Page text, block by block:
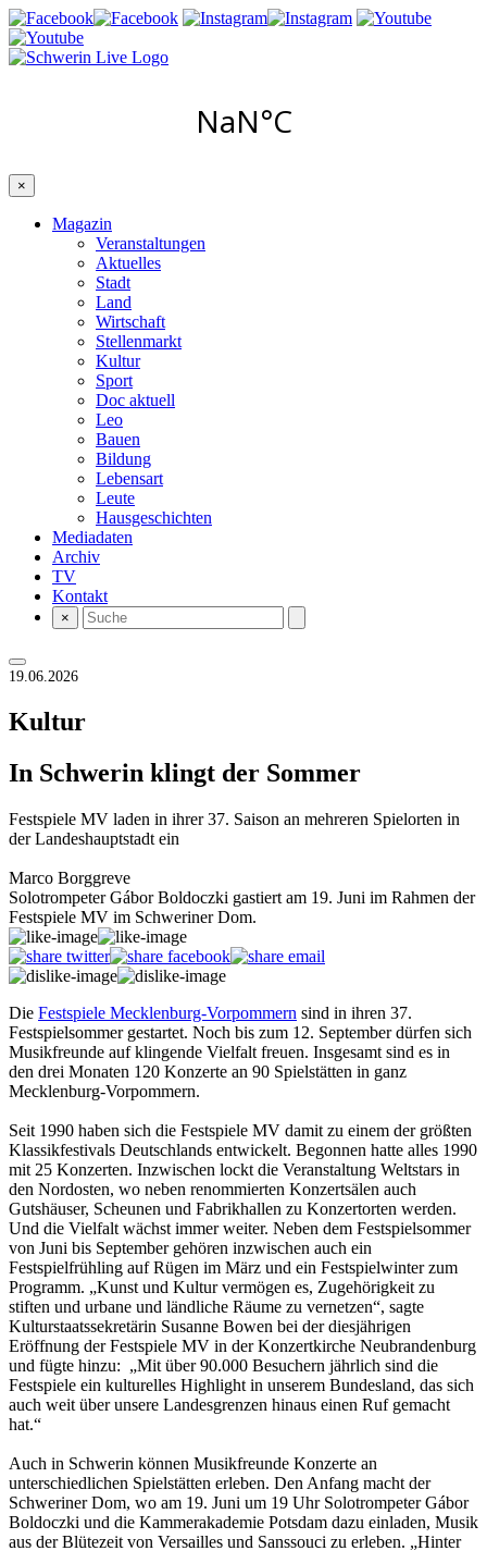
×
Magazin
Veranstaltungen
Aktuelles
Stadt
Land
Wirtschaft
Stellenmarkt
Kultur
Sport
Doc aktuell
Leo
Bauen
Bildung
Lebensart
Leute
Hausgeschichten
Mediadaten
Archiv
TV
Kontakt
×
19.06.2026
Kultur
In Schwerin klingt der Sommer
Festspiele MV laden in ihrer 37. Saison an mehreren Spielorten in
der Landeshauptstadt ein
Marco Borggreve
Solotrompeter Gábor Boldoczki gastiert am 19. Juni im Rahmen der
Festspiele MV im Schweriner Dom.
Die Festspiele Mecklenburg-Vorpommern sind in ihren 37.
Festspielsommer gestartet. Noch bis zum 12. September dürfen sich
Musikfreunde auf klingende Vielfalt freuen. Insgesamt sind es in
den drei Monaten 120 Konzerte an 90 Spielstätten in ganz
Mecklenburg-Vorpommern.
Seit 1990 haben sich die Festspiele MV damit zu einem der größten
Klassikfestivals Deutschlands entwickelt. Begonnen hatte alles 1990
mit 25 Konzerten. Inzwischen lockt die Veranstaltung Weltstars in
den Nordosten, wo neben renommierten Konzertsälen auch
Gutshäuser, Scheunen und Fabrikhallen zu Konzertorten werden.
Und die Vielfalt wächst immer weiter. Neben dem Festspielsommer
von Juni bis September gehören inzwischen auch ein
Festspielfrühling auf Rügen im März und ein Festspielwinter zum
Programm. „Kunst und Kultur vermögen es, Zugehörigkeit zu
stiften und urbane und ländliche Räume zu vernetzen“, sagte
Kulturstaatssekretärin Susanne Bowen bei der diesjährigen
Eröffnung der Festspiele MV in der Konzertkirche Neubrandenburg
und fügte hinzu: „Mit über 90.000 Besuchern jährlich sind die
Festspiele ein kulturelles Highlight in unserem Bundesland, das sich
auch weit über unsere Landesgrenzen hinaus einen Ruf gemacht
hat.“
Auch in Schwerin können Musikfreunde Konzerte an
unterschiedlichen Spielstätten erleben. Den Anfang macht der
Schweriner Dom, wo am 19. Juni um 19 Uhr Solotrompeter Gábor
Boldoczki und die Kammerakademie Potsdam dazu einladen, Musik
aus der Blütezeit von Versailles und Sanssouci zu erleben. „Hinter